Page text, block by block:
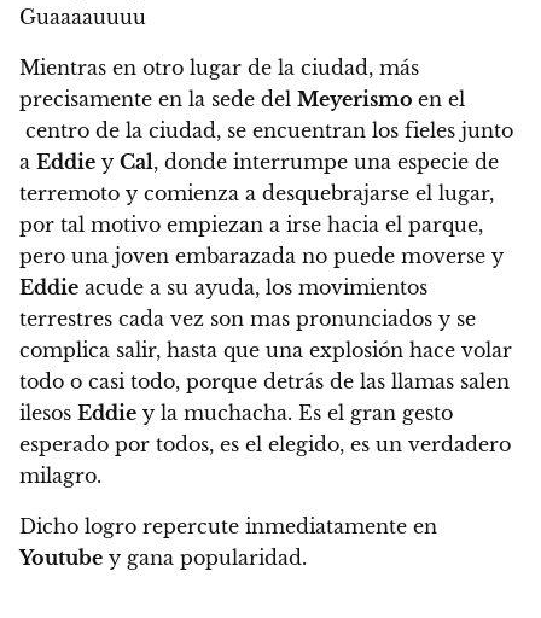
Guaaaauuuu
Mientras en otro lugar de la ciudad, más
precisamente en la sede del Meyerismo en el
centro de la ciudad, se encuentran los fieles junto
a Eddie y Cal, donde interrumpe una especie de
terremoto y comienza a desquebrajarse el lugar,
por tal motivo empiezan a irse hacia el parque,
pero una joven embarazada no puede moverse y
Eddie acude a su ayuda, los movimientos
terrestres cada vez son mas pronunciados y se
complica salir, hasta que una explosión hace volar
todo o casi todo, porque detrás de las llamas salen
ilesos Eddie y la muchacha. Es el gran gesto
esperado por todos, es el elegido, es un verdadero
milagro.
Dicho logro repercute inmediatamente en
Youtube y gana popularidad.